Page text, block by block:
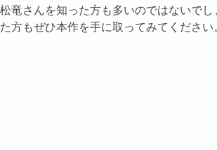
竜さんを知った方も多いのではないで
方もぜひ本作を手に取ってみてください